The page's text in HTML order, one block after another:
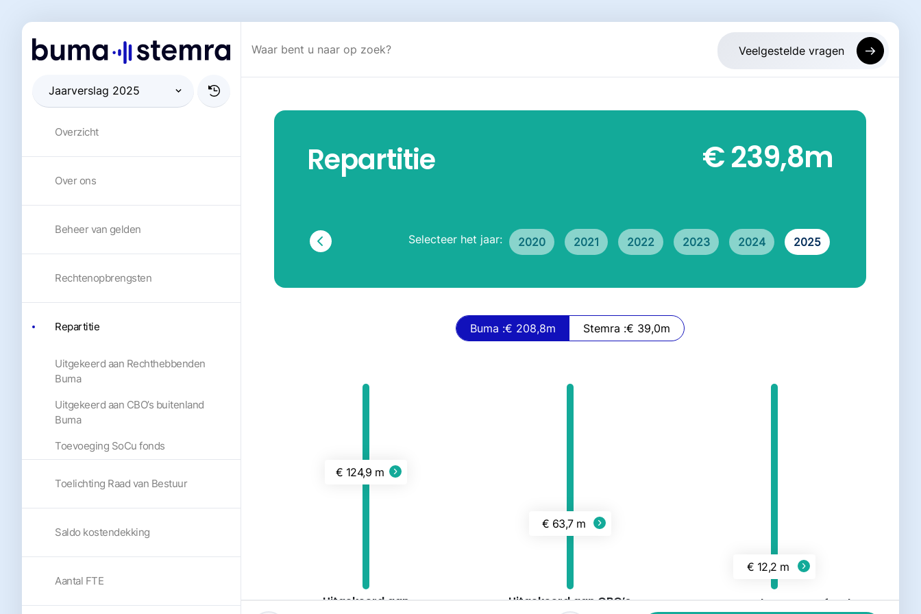
Overzicht
Over ons
Beheer van gelden
Rechtenopbrengsten
Repartitie
Uitgekeerd aan Rechthebbenden
Buma
Uitgekeerd aan CBO’s buitenland
Buma
Toevoeging SoCu fonds
Toelichting Raad van Bestuur
Saldo kostendekking
Aantal FTE
Repartitie € 239,8m
Selecteer het jaar: 2020 2021 2022 2023 2024 2025
Buma :€ 208,8m Stemra :€ 39,0m
€ 124,9 m
Uitgekeerd aan
€ 63,7 m
Uitgekeerd aan CBO’s
€ 12,2 m
Toegevoegd aan SoCu fonds